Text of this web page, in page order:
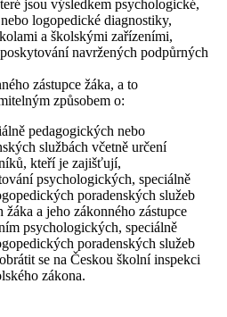
jsou výsledkem psychologické,
logopedické diagnostiky,
a školskými zařízeními,
navržených podpůrných
zástupce žáka, a to
způsobem o:
pedagogických nebo
službách včetně určení
kteří je zajišťují,
psychologických, speciálně
poradenských služeb
žáka a jeho zákonného zástupce
psychologických, speciálně
poradenských služeb
se na Českou školní inspekci
zákona.